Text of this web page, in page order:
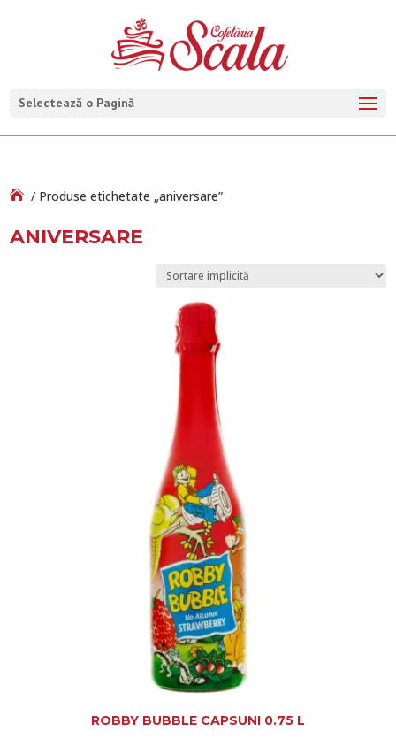
Selectează o Pagină
/ Produse etichetate „aniversare”
ANIVERSARE
ROBBY BUBBLE CAPSUNI 0.75 L